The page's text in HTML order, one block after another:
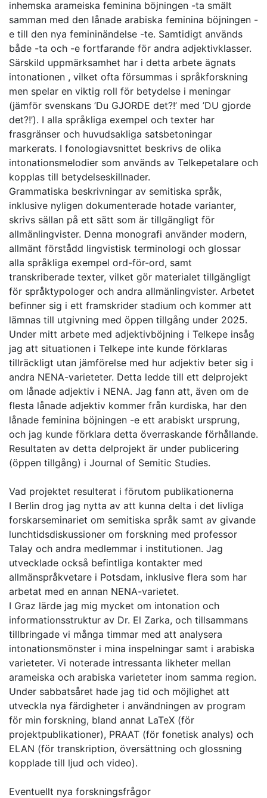
inhemska arameiska feminina böjningen -ta smält
samman med den lånade arabiska feminina böjningen -
e till den nya femininändelse -te. Samtidigt används
både -ta och -e fortfarande för andra adjektivklasser.
Särskild uppmärksamhet har i detta arbete ägnats
intonationen , vilket ofta försummas i språkforskning
men spelar en viktig roll för betydelse i meningar
(jämför svenskans ’Du GJORDE det?!’ med ’DU gjorde
det?!’). I alla språkliga exempel och texter har
frasgränser och huvudsakliga satsbetoningar
markerats. I fonologiavsnittet beskrivs de olika
intonationsmelodier som används av Telkepetalare och
kopplas till betydelseskillnader.
Grammatiska beskrivningar av semitiska språk,
inklusive nyligen dokumenterade hotade varianter,
skrivs sällan på ett sätt som är tillgängligt för
allmänlingvister. Denna monografi använder modern,
allmänt förstådd lingvistisk terminologi och glossar
alla språkliga exempel ord-för-ord, samt
transkriberade texter, vilket gör materialet tillgängligt
för språktypologer och andra allmänlingvister. Arbetet
befinner sig i ett framskrider stadium och kommer att
lämnas till utgivning med öppen tillgång under 2025.
Under mitt arbete med adjektivböjning i Telkepe insåg
jag att situationen i Telkepe inte kunde förklaras
tillräckligt utan jämförelse med hur adjektiv beter sig i
andra NENA-varieteter. Detta ledde till ett delprojekt
om lånade adjektiv i NENA. Jag fann att, även om de
flesta lånade adjektiv kommer från kurdiska, har den
lånade feminina böjningen -e ett arabiskt ursprung,
och jag kunde förklara detta överraskande förhållande.
Resultaten av detta delprojekt är under publicering
(öppen tillgång) i Journal of Semitic Studies.
Vad projektet resulterat i förutom publikationerna
I Berlin drog jag nytta av att kunna delta i det livliga
forskarseminariet om semitiska språk samt av givande
lunchtidsdiskussioner om forskning med professor
Talay och andra medlemmar i institutionen. Jag
utvecklade också befintliga kontakter med
allmänspråkvetare i Potsdam, inklusive flera som har
arbetat med en annan NENA-varietet.
I Graz lärde jag mig mycket om intonation och
informationsstruktur av Dr. El Zarka, och tillsammans
tillbringade vi många timmar med att analysera
intonationsmönster i mina inspelningar samt i arabiska
varieteter. Vi noterade intressanta likheter mellan
arameiska och arabiska varieteter inom samma region.
Under sabbatsåret hade jag tid och möjlighet att
utveckla nya färdigheter i användningen av program
för min forskning, bland annat LaTeX (för
projektpublikationer), PRAAT (för fonetisk analys) och
ELAN (för transkription, översättning och glossning
kopplade till ljud och video).
Eventuellt nya forskningsfrågor